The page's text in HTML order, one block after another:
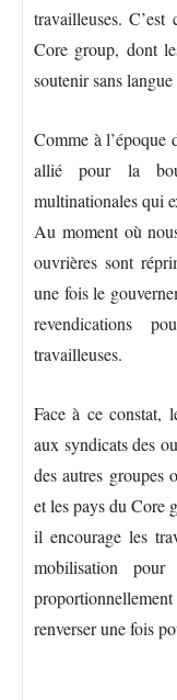
travailleuses.
Core group, dont
soutenir sans
Comme à l’époque
allié pour la
multinationales qui
Au moment où
ouvrières sont
une fois le
revendications
travailleuses.
Face à ce constat,
aux syndicats des
des autres groupes
et les pays du Core
il encourage les
mobilisation pour
renverser une fois